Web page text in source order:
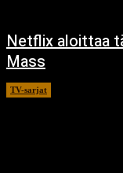
Netflix aloittaa
Mass
TV-sarjat